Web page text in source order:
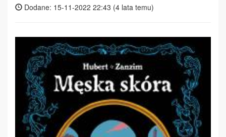
Dodane: 15-11-2022 22:43 (4 lata temu)